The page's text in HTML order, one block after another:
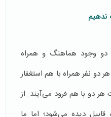
ندهیم
دو وجود هماهنگ و همراه
دو نفر همراه با هم استغفار
دو با هم فرود می‌آیند. از
قابیل دیده می‌شود؛ اما ما